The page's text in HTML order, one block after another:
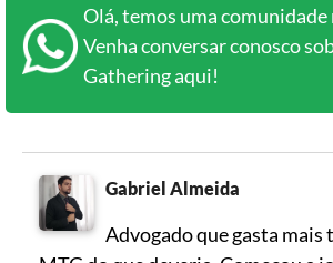
Olá, temos uma
Venha conversar conosco
Gathering aqui!
Gabriel Almeida
Advogado que gasta mais